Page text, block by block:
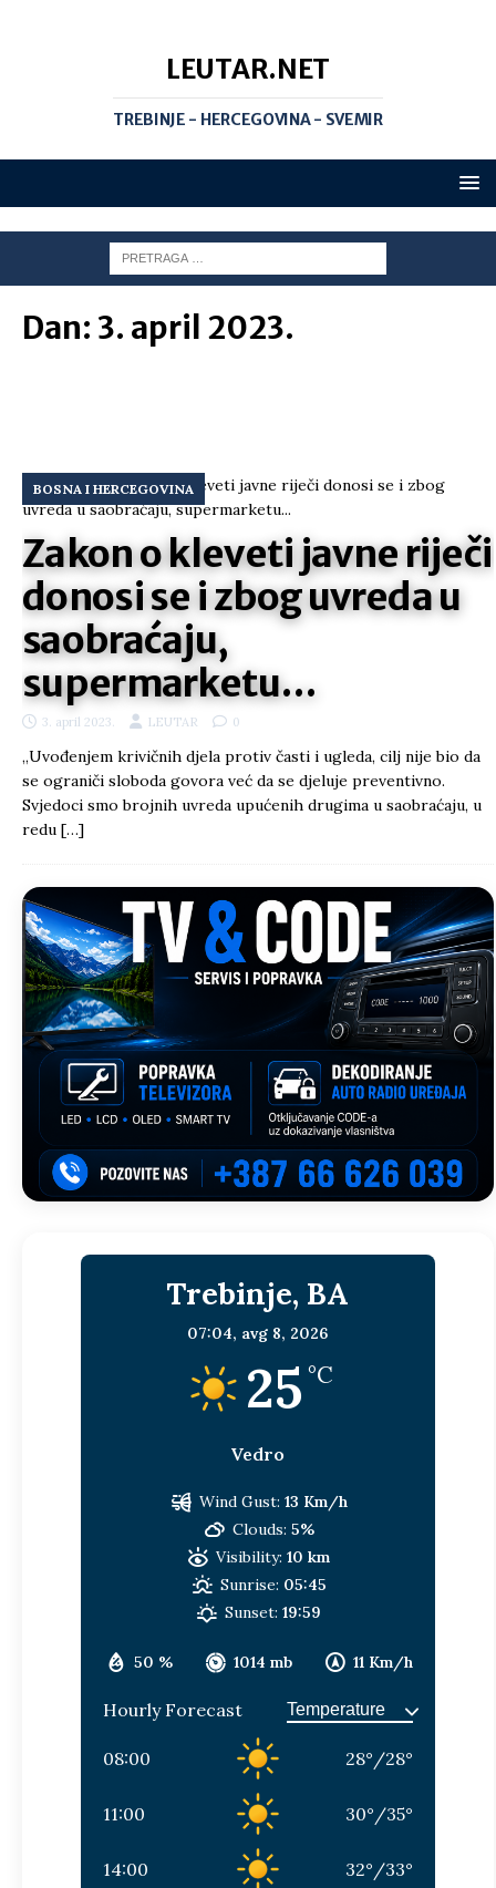
LEUTAR.NET
TREBINJE - HERCEGOVINA - SVEMIR
Dan: 3. april 2023.
BOSNA I HERCEGOVINA
Zakon o kleveti javne riječi
donosi se i zbog uvreda u
saobraćaju,
supermarketu…
3. april 2023. LEUTAR 0
„Uvođenjem krivičnih djela protiv časti i ugleda, cilj nije bio da
se ograniči sloboda govora već da se djeluje preventivno.
Svjedoci smo brojnih uvreda upućenih drugima u saobraćaju, u
redu […]
Trebinje, BA
07:04, avg 8, 2026
25 °C
Vedro
50 % 1014 mb 11 Km/h
Wind Gust: 13 Km/h
Clouds: 5%
Visibility: 10 km
Sunrise: 05:45
Sunset: 19:59
Hourly Forecast
08:00 28° /28°
11:00 30° /35°
14:00 32° /33°